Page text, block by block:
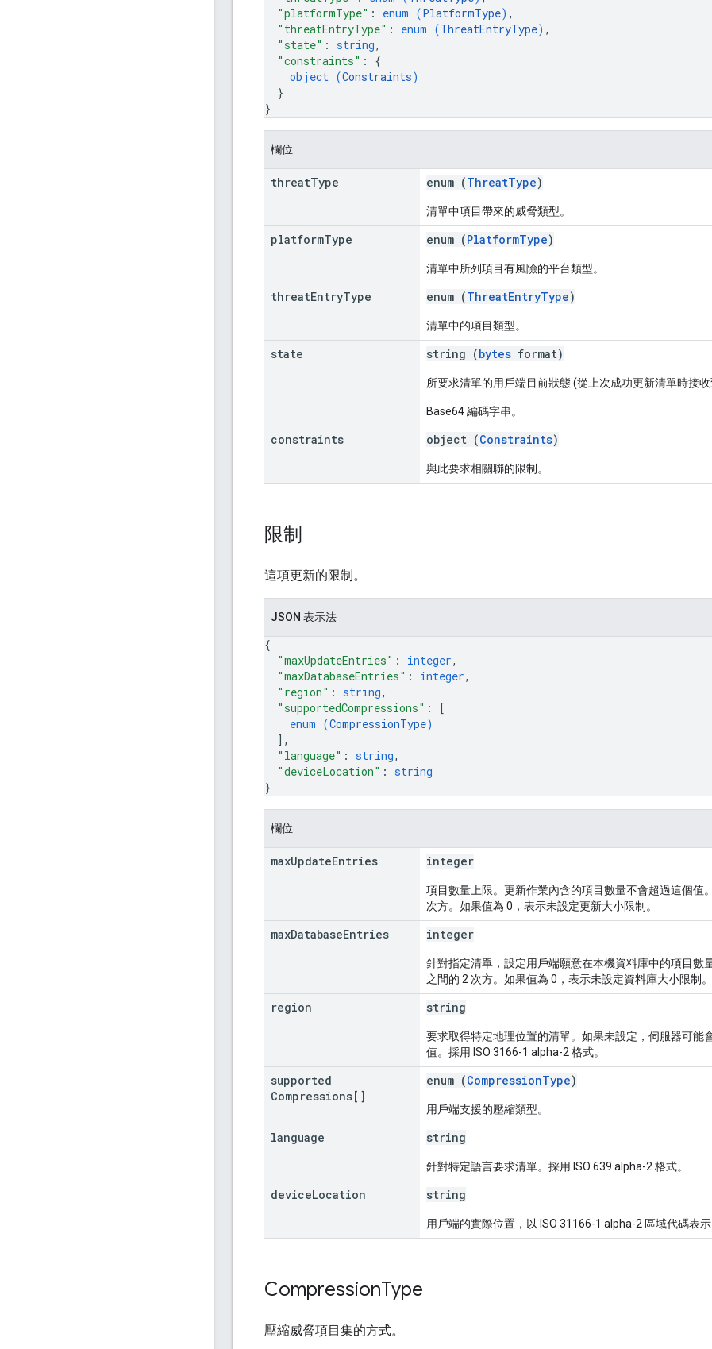
"platformType" : enum (PlatformType) ,
"threatEntryType" : enum (ThreatEntryType) ,
"state" : string,
"constraints" : {
object (Constraints)
}
}
欄位
threatType enum (ThreatType)
清單中項目帶來的威脅類型。
platformType enum (PlatformType)
清單中所列項目有風險的平台類型。
threatEntryType enum (ThreatEntryType)
清單中的項目類型。
state string (bytes format)
所要求清單的用戶端目前狀態 (從上次成功更新清單時接收
Base64 編碼字串。
constraints object (Constraints)
與此要求相關聯的限制。
限制
這項更新的限制。
JSON 表示法
{
"maxUpdateEntries" : integer,
"maxDatabaseEntries" : integer,
"region" : string,
"supportedCompressions" :
[
enum (CompressionType)
] ,
"language" : string,
"deviceLocation" : string
}
欄位
maxUpdateEntries integer
項目數量上限。更新作業內含的項目數量不會超過這個值
次方。如果值為 0，表示未設定更新大小限制。
maxDatabaseEntries integer
針對指定清單，設定用戶端願意在本機資料庫中的項目數
之間的 2 次方。如果值為 0，表示未設定資料庫大小限制。
region string
要求取得特定地理位置的清單。如果未設定，伺服器可能
值。採用 ISO 3166-1 alpha-2 格式。
supported
Compressions[]
enum (CompressionType)
用戶端支援的壓縮類型。
language string
針對特定語言要求清單。採用 ISO 639 alpha-2 格式。
deviceLocation string
用戶端的實際位置，以 ISO 31166-1 alpha-2 區域代碼表示
CompressionType
壓縮威脅項目集的方式。